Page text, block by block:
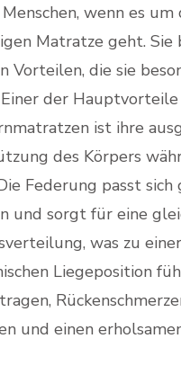
wenn es
Matratze geht. Sie
Vorteilen, die sie
Einer der
ist ihre
des Körpers
Federung passt
und sorgt für eine
was zu einer
Liegeposition
und einen